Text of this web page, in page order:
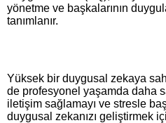
yönetme ve başkalarının
tanımlanır.
Yüksek bir duygusal zekaya
de profesyonel yaşamda daha
iletişim sağlamayı ve stresle
duygusal zekanızı geliştirmek